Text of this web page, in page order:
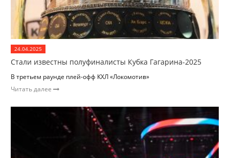
24.04.2025
Стали известны полуфиналисты Кубка Гагарина-2025
В третьем раунде плей-офф КХЛ «Локомотив»
Читать далее